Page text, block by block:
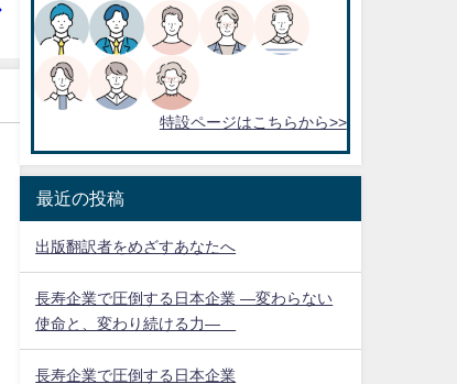
特設ページはこちらから>>
最近の投稿
出版翻訳者をめざすあなたへ
長寿企業で圧倒する日本企業 ―変わらない
使命と、変わり続ける力―
長寿企業で圧倒する日本企業